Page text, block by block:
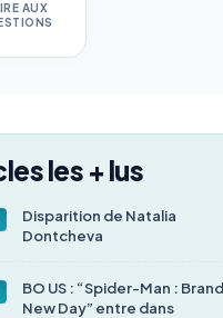
AUX
les + lus
Disparition de Natalia
Dontcheva
BO US : “Spider-Man : Brand
New Day” entre dans